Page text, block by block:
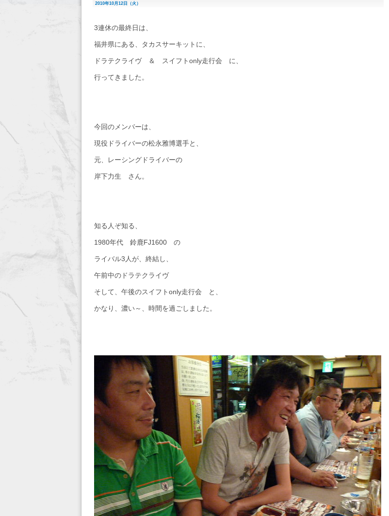
2010年10月12日（火）
3連休の最終日は、
福井県にある、タカスサーキットに、
ドラテクライヴ ＆ スイフトonly走行会 に、
行ってきました。
今回のメンバーは、
現役ドライバーの松永雅博選手と、
元、レーシングドライバーの
岸下力生 さん。
知る人ぞ知る、
1980年代 鈴鹿FJ1600 の
ライバル3人が、終結し、
午前中のドラテクライヴ
そして、午後のスイフトonly走行会 と、
かなり、濃い～、時間を過ごしました。